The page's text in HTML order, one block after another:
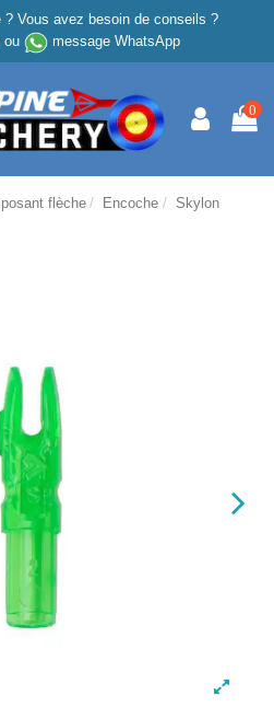
? Vous avez besoin de conseils ?
ou message WhatsApp
0
flèche Encoche
Skylon